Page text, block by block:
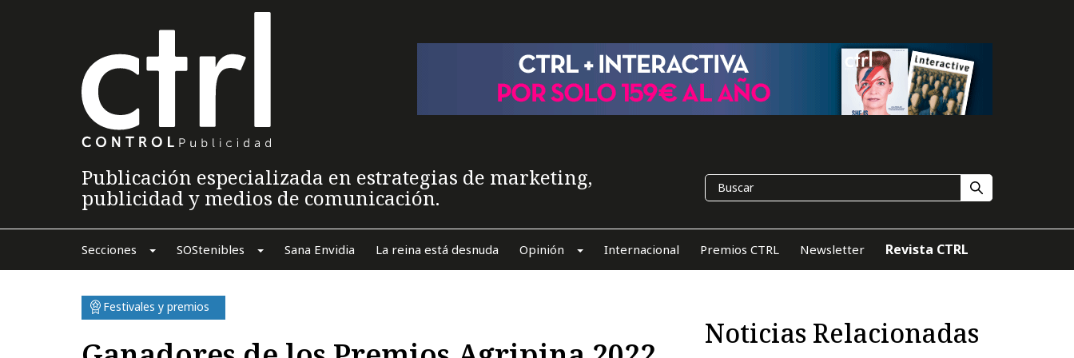
Publicación especializada en estrategias de marketing,
publicidad y medios de comunicación.
Secciones SOStenibles Sana Envidia La reina está desnuda Opinión Internacional Premios CTRL Newsletter Revista CTRL
Festivales y premios
Noticias Relacionadas